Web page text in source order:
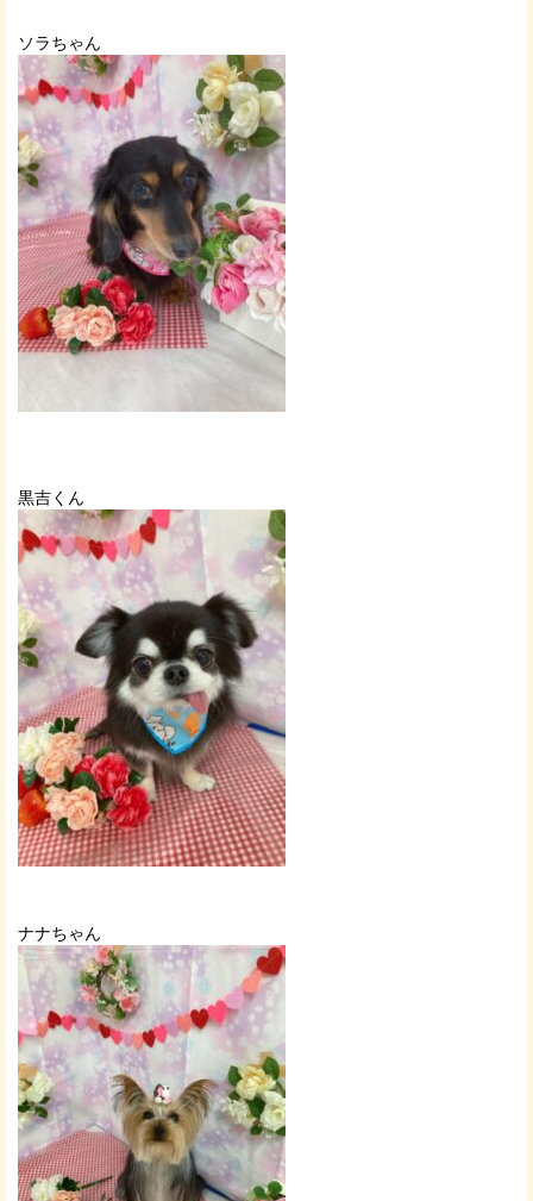
ソラちゃん
黒吉くん
ナナちゃん